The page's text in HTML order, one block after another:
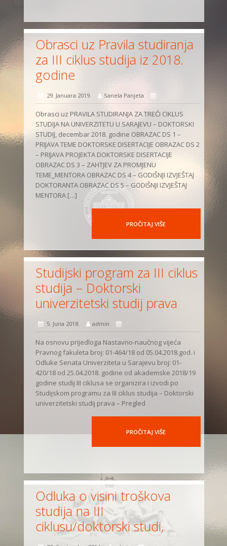
Obrasci uz Pravila studiranja
za III ciklus studija iz 2018.
godine
29. Januara 2019. Sanela Panjeta
Obrasci uz PRAVILA STUDIRANJA ZA TREĆI CIKLUS
STUDIJA NA UNIVERZITETU U SARAJEVU – DOKTORSKI
STUDIJ, decembar 2018. godine OBRAZAC DS 1 –
PRIJAVA TEME DOKTORSKE DISERTACIJE OBRAZAC DS 2
– PRIJAVA PROJEKTA DOKTORSKE DISERTACIJE
OBRAZAC DS 3 – ZAHTJEV ZA PROMJENU
TEME_MENTORA OBRAZAC DS 4 – GODIŠNJI IZVJEŠTAJ
DOKTORANTA OBRAZAC DS 5 – GODIŠNJI IZVJEŠTAJ
MENTORA […]
PROČITAJ VIŠE
Studijski program za III ciklus
studija – Doktorski
univerzitetski studij prava
5. Juna 2018. admin
Na osnovu prijedloga Nastavno-naučnog vijeća
Pravnog fakuleta broj: 01-464/18 od 05.04.2018.god. i
Odluke Senata Univerziteta u Sarajevu broj: 01-
420/18 od 25.04.2018. godine od akademske 2018/19
godine studij III ciklusa se organizira i izvodi po
Studijskom programu za III ciklus studija – Doktorski
univerzitetski studij prava – Pregled
PROČITAJ VIŠE
Odluka o visini troškova
studija na III
ciklusu/doktorski studi,